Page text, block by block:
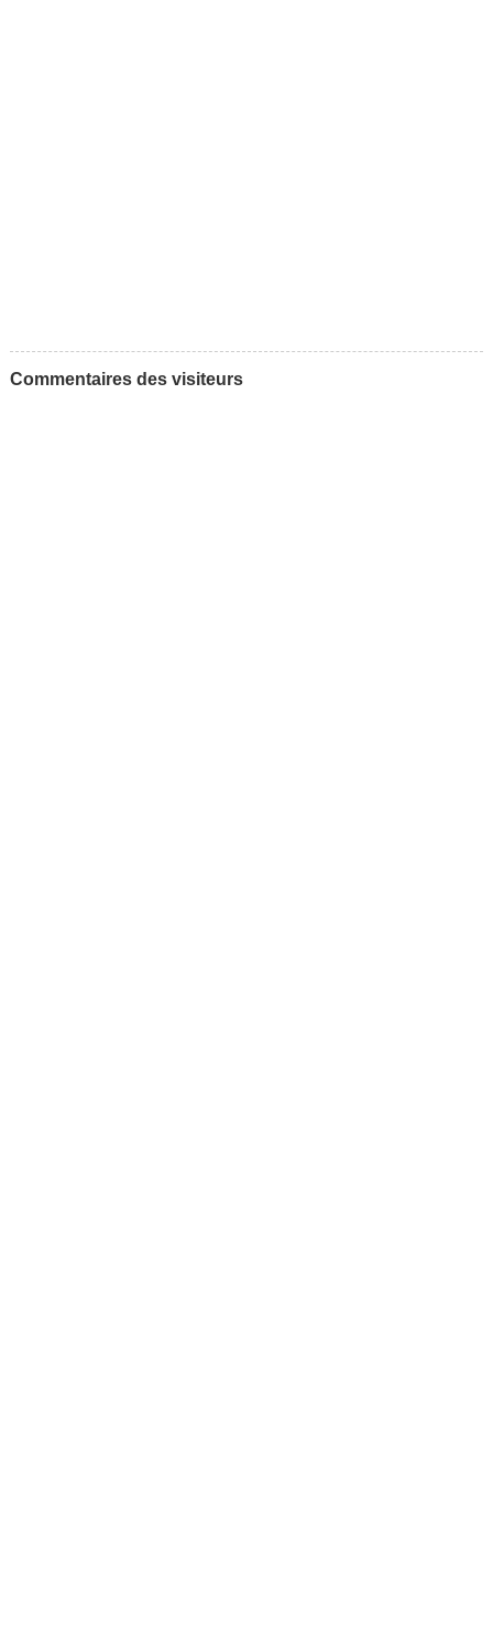
Commentaires des visiteurs